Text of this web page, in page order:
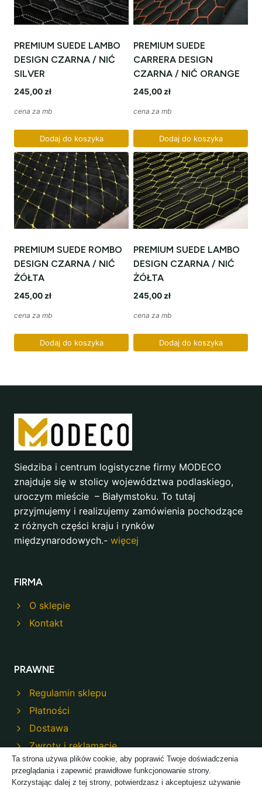
PREMIUM SUEDE LAMBO
DESIGN CZARNA / NIĆ
SILVER
245,00 zł
cena za mb
Dodaj do koszyka
PREMIUM SUEDE
CARRERA DESIGN
CZARNA / NIĆ ORANGE
245,00 zł
cena za mb
Dodaj do koszyka
PREMIUM SUEDE ROMBO
DESIGN CZARNA / NIĆ
ŻÓŁTA
245,00 zł
cena za mb
Dodaj do koszyka
PREMIUM SUEDE LAMBO
DESIGN CZARNA / NIĆ
ŻÓŁTA
245,00 zł
cena za mb
Dodaj do koszyka
Siedziba i centrum logistyczne firmy MODECO
znajduje się w stolicy województwa podlaskiego,
uroczym mieście – Białymstoku. To tutaj
przyjmujemy i realizujemy zamówienia pochodzące
z różnych części kraju i rynków
międzynarodowych.- więcej
FIRMA
O sklepie
Kontakt
PRAWNE
Regulamin sklepu
Płatności
Dostawa
Zwroty i reklamacje
Polityka prywatności
Ta strona używa plików cookie, aby poprawić Twoje doświadczenia
przeglądania i zapewnić prawidłowe funkcjonowanie strony.
Korzystając dalej z tej strony, potwierdzasz i akceptujesz używanie